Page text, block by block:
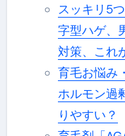
スッキリ5
字型ハゲ、
対策、これ
育毛お悩み
ホルモン過
りやすい？